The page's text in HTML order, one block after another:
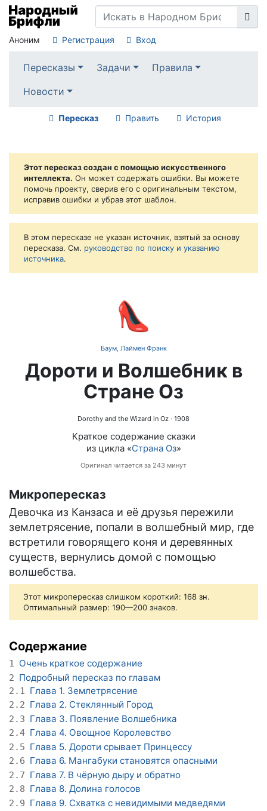
Аноним Регистрация Вход
Пересказы Задачи
Правила
Новости
Пересказ Править История
Этот пересказ создан с помощью искусственного
интеллекта. Он может содержать ошибки. Вы можете
помочь проекту, сверив его с оригинальным текстом,
исправив ошибки и убрав этот шаблон.
В этом пересказе не указан источник, взятый за основу
пересказа. См. руководство по поиску и указанию
источника.
👠
Баум, Лаймен Фрэнк
Дороти и Волшебник в
Стране Оз
Dorothy and the Wizard in Oz · 1908
Краткое содержание сказки
из цикла «Страна Оз»
Оригинал читается за 243 минут
Микропересказ
Девочка из Канзаса и её друзья пережили
землетрясение, попали в волшебный мир, где
встретили говорящего коня и деревянных
существ, вернулись домой с помощью
волшебства.
Этот микропересказ слишком короткий: 168 зн.
Оптимальный размер: 190—200 знаков.
Содержание
1 Очень краткое содержание
2 Подробный пересказ по главам
2.1 Глава 1. Землетрясение
2.2 Глава 2. Стеклянный Город
2.3 Глава 3. Появление Волшебника
2.4 Глава 4. Овощное Королевство
2.5 Глава 5. Дороти срывает Принцессу
2.6 Глава 6. Мангабуки становятся опасными
2.7 Глава 7. В чёрную дыру и обратно
2.8 Глава 8. Долина голосов
2.9 Глава 9. Схватка с невидимыми медведями